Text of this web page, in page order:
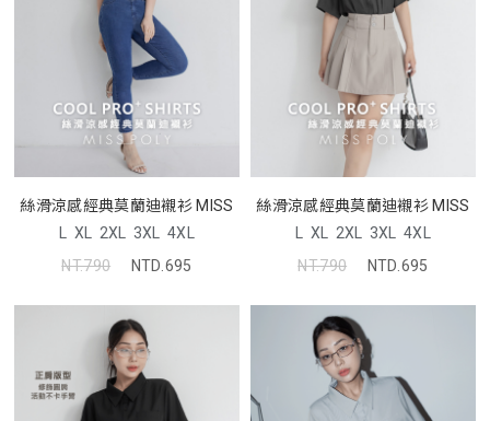
絲滑涼感經典莫蘭迪襯衫 MISS
L XL 2XL 3XL 4XL
NT.790
NTD.695
絲滑涼感經典莫蘭迪襯衫 MISS
L XL 2XL 3XL 4XL
NT.790
NTD.695